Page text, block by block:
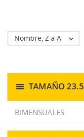
TAMAÑO 23.5
BIMENSUALES
Nombre, Z a A 